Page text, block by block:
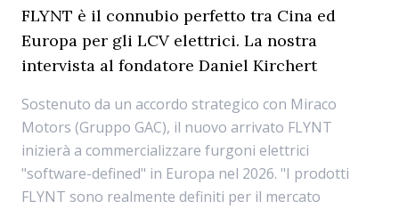
FLYNT è il connubio perfetto tra Cina ed
Europa per gli LCV elettrici. La nostra
intervista al fondatore Daniel Kirchert
Sostenuto da un accordo strategico con Miraco
Motors (Gruppo GAC), il nuovo arrivato FLYNT
inizierà a commercializzare furgoni elettrici
"software-defined" in Europa nel 2026. "I prodotti
FLYNT sono realmente definiti per il mercato